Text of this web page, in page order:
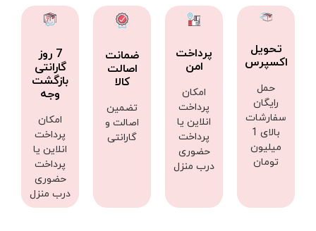
تحویل
اکسپرس
حمل
رایگان
سفارشات
بالای 1
میلیون
تومان
پرداخت
امن
امکان
پرداخت
انلاین یا
پرداخت
حضوری
درب منزل
ضمانت
اصالت
کالا
تضمین
اصالت و
گارانتی
7 روز
گارانتی
بازگشت
وجه
امکان
پرداخت
انلاین یا
پرداخت
حضوری
درب منزل